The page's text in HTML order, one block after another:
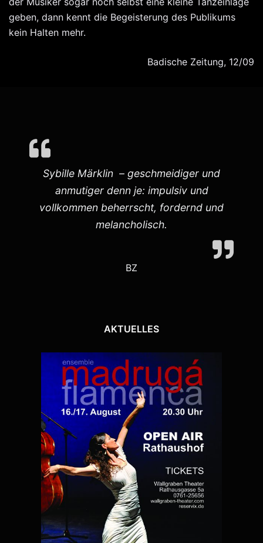
geben, dann kennt die Begeisterung des Publikums
kein Halten mehr.
Badische Zeitung, 12/09
Sybille Märklin – geschmeidiger und
anmutiger denn je: impulsiv und
vollkommen beherrscht, fordernd und
melancholisch.
BZ
AKTUELLES